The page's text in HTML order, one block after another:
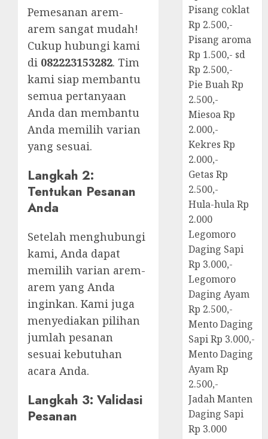
Pemesanan arem-
arem sangat mudah!
Cukup hubungi kami
di 082223153282. Tim
kami siap membantu
semua pertanyaan
Anda dan membantu
Anda memilih varian
yang sesuai.
Langkah 2:
Tentukan Pesanan
Anda
Setelah menghubungi
kami, Anda dapat
memilih varian arem-
arem yang Anda
inginkan. Kami juga
menyediakan pilihan
jumlah pesanan
sesuai kebutuhan
acara Anda.
Langkah 3: Validasi
Pesanan
Pisang coklat
Rp 2.500,-
Pisang aroma
Rp 1.500,- sd
Rp 2.500,-
Pie Buah Rp
2.500,-
Miesoa Rp
2.000,-
Kekres Rp
2.000,-
Getas Rp
2.500,-
Hula-hula Rp
2.000
Legomoro
Daging Sapi
Rp 3.000,-
Legomoro
Daging Ayam
Rp 2.500,-
Mento Daging
Sapi Rp 3.000,-
Mento Daging
Ayam Rp
2.500,-
Jadah Manten
Daging Sapi
Rp 3.000